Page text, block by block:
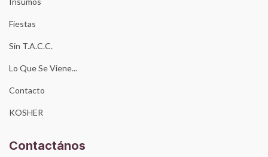
Fiestas
Sin T.A.C.C.
Lo Que Se Viene...
Contacto
KOSHER
Contactános